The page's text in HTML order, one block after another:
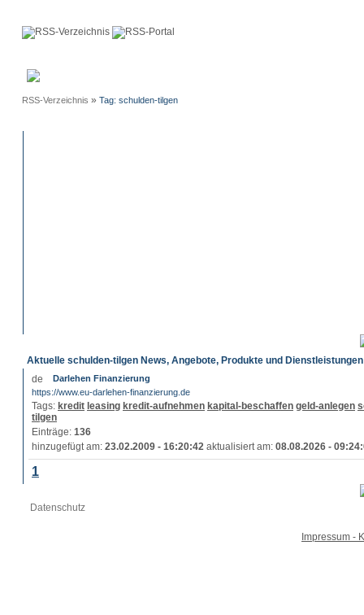
RSS-Verzeichnis » Tag: schulden-tilgen
Aktuelle schulden-tilgen News, Angebote, Produkte und Dienstleistungen
Darlehen Finanzierung
https://www.eu-darlehen-finanzierung.de
Tags: kredit leasing kredit-aufnehmen kapital-beschaffen geld-anlegen
tilgen
Einträge: 136
hinzugefügt am: 23.02.2009 - 16:20:42 aktualisiert am: 08.08.2026 -
1
Datenschutz
Impressum -